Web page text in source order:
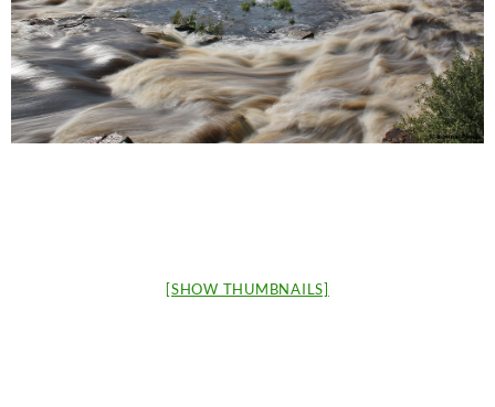
[SHOW THUMBNAILS]